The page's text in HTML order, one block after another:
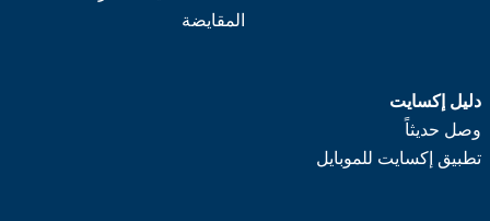
المقايضة
دليل إكسايت
وصل حديثاً
تطبيق إكسايت للموبايل